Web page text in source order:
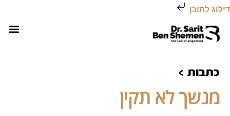
דילוג לתוכן
כתבות >
מנשך לא תקין